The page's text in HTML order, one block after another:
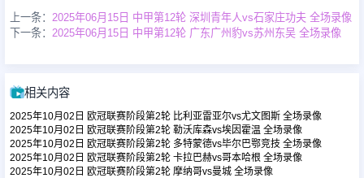
篮球录像
篮球集锦
足球新闻
上一条： 2025年06月15日 中甲第12轮 深圳青年人vs石家庄功夫 全场录像
下一条： 2025年06月15日 中甲第12轮 广东广州豹vs苏州东吴 全场录像
相关内容
2025年10月02日 欧冠联赛阶段第2轮 比利亚雷亚尔vs尤文图斯 全场录像
2025年10月02日 欧冠联赛阶段第2轮 勒沃库森vs埃因霍温 全场录像
2025年10月02日 欧冠联赛阶段第2轮 多特蒙德vs毕尔巴鄂竞技 全场录像
2025年10月02日 欧冠联赛阶段第2轮 卡拉巴赫vs哥本哈根 全场录像
2025年10月02日 欧冠联赛阶段第2轮 摩纳哥vs曼城 全场录像